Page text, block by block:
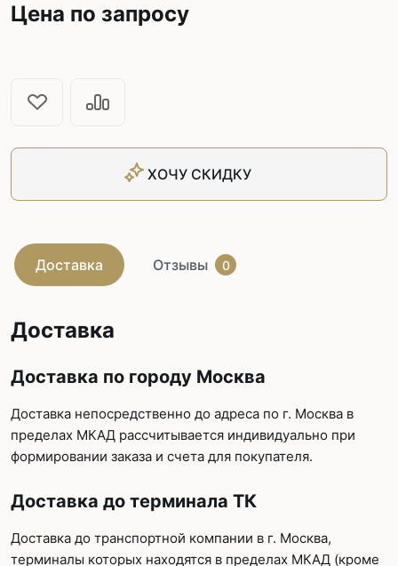
Цена по запросу
ХОЧУ СКИДКУ
Доставка Отзывы 0
Доставка
Доставка по городу Москва
Доставка непосредственно до адреса по г. Москва в
пределах МКАД рассчитывается индивидуально при
формировании заказа и счета для покупателя.
Доставка до терминала ТК
Доставка до транспортной компании в г. Москва,
терминалы которых находятся в пределах МКАД (кроме